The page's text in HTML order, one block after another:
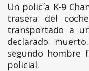
Un policía K-9
trasera del
transportado a
declarado
segundo hombre
policial.